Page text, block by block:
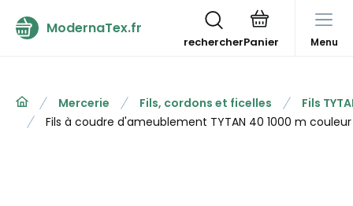
ModernaTex.fr
rechercher Menu
Mercerie Fils, cordons et ficelles
Fils
Fils à coudre d'ameublement TYTAN 40 1000 m couleur